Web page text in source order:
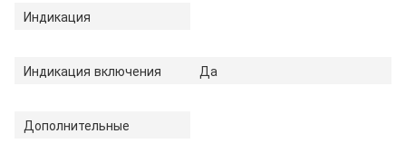
Индикация
Индикация включения Да
Дополнительные